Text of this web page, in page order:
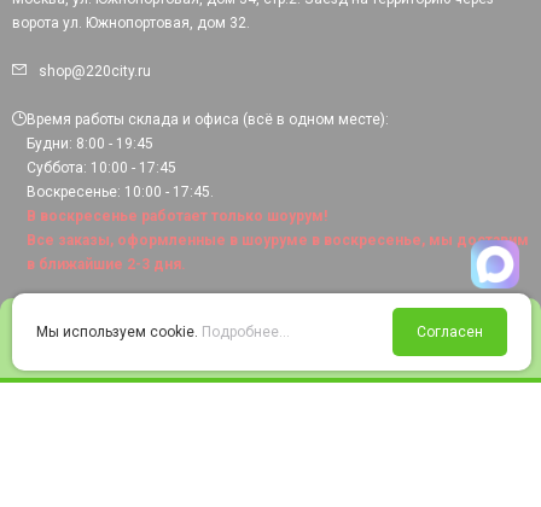
Войти Избранное Корзина
ворота ул. Южнопортовая, дом 32.
shop@220city.ru
Время работы склада и офиса (всё в одном месте):
Будни: 8:00 - 19:45
Суббота: 10:00 - 17:45
Воскресенье: 10:00 - 17:45.
В воскресенье работает только шоурум!
Все заказы, оформленные в шоуруме в воскресенье, мы доставим
в ближайшие 2-3 дня.
Мы используем cookie. Подробнее... Согласен